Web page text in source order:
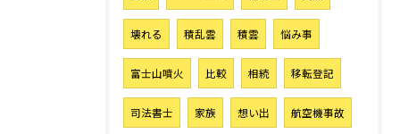
壊れる 積乱雲 積雲 悩み事
富士山噴火 比較 相続 移転登記
司法書士 家族 想い出 航空機事故